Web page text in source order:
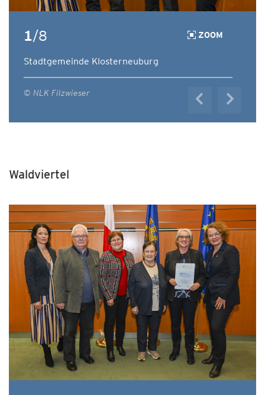
1/8 ZOOM
Stadtgemeinde Klosterneuburg
© NLK Filzwieser
Waldviertel